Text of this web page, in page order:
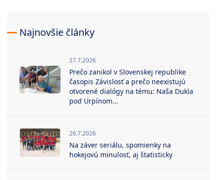
Najnovšie články
27.7.2026
Prečo zanikol v Slovenskej republike
časopis Závislosť a prečo neexistujú
otvorené dialógy na tému: Naša Dukla
pod Urpínom...
26.7.2026
Na záver seriálu, spomienky na
hokejovú minulosť, aj štatisticky